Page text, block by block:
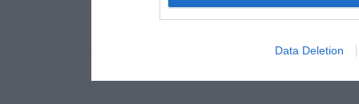
Data Deletion